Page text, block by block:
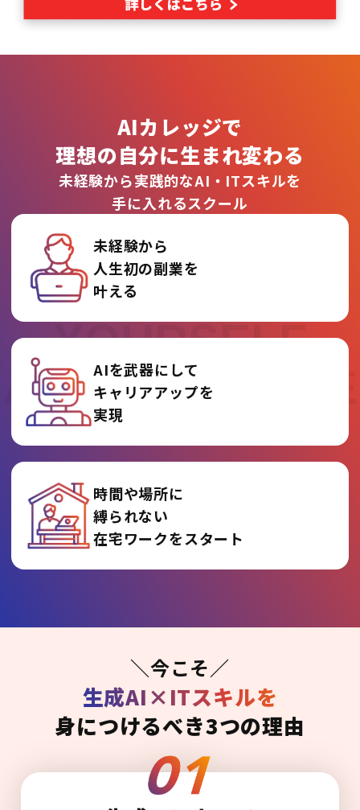
REINVENT
YOURSELF
AT AI COLLEGE
AIカレッジで
理想の自分に生まれ変わる
未経験から実践的なAI・ITスキルを
手に入れるスクール
未経験から
人生初の副業を
叶える
AIを武器にして
キャリアアップを
実現
時間や場所に
縛られない
在宅ワークをスタート
＼今こそ／
生成AI×ITスキルを
身につけるべき3つの理由